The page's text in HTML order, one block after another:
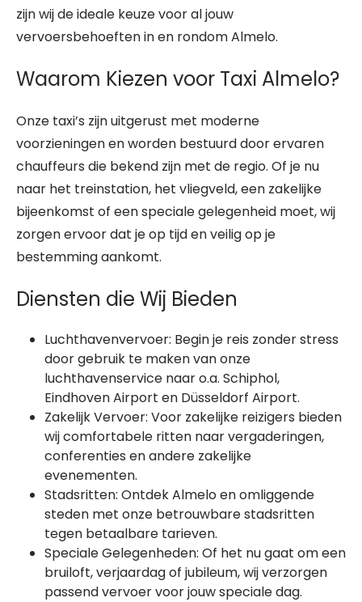
zijn wij de ideale keuze voor al jouw
vervoersbehoeften in en rondom Almelo.
Waarom Kiezen voor Taxi Almelo?
Onze taxi’s zijn uitgerust met moderne
voorzieningen en worden bestuurd door ervaren
chauffeurs die bekend zijn met de regio. Of je nu
naar het treinstation, het vliegveld, een zakelijke
bijeenkomst of een speciale gelegenheid moet, wij
zorgen ervoor dat je op tijd en veilig op je
bestemming aankomt.
Diensten die Wij Bieden
Luchthavenvervoer: Begin je reis zonder stress
door gebruik te maken van onze
luchthavenservice naar o.a. Schiphol,
Eindhoven Airport en Düsseldorf Airport.
Zakelijk Vervoer: Voor zakelijke reizigers bieden
wij comfortabele ritten naar vergaderingen,
conferenties en andere zakelijke
evenementen.
Stadsritten: Ontdek Almelo en omliggende
steden met onze betrouwbare stadsritten
tegen betaalbare tarieven.
Speciale Gelegenheden: Of het nu gaat om een
bruiloft, verjaardag of jubileum, wij verzorgen
passend vervoer voor jouw speciale dag.